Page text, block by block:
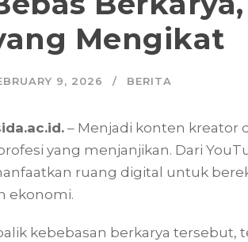
Mengikat
9, 2026 BERITA
– Menjadi konten kreator
yang menjanjikan. Dari
ruang digital untuk
ekonomi.
kebebasan berkarya